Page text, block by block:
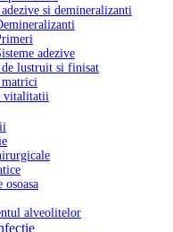
adezive si demineralizanti
adezive
de lustruit si finisat
matrici
vitalitatii
osoasa
alveolitelor